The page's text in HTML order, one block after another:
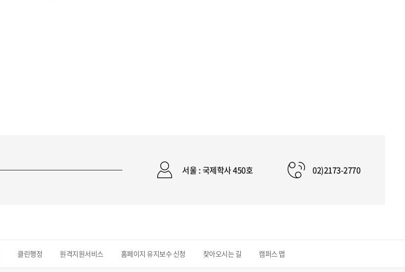
서울 : 국제학사 450호 02)2173-2770
클린행정 원격지원서비스 홈페이지 유지보수 신청 찾아오시는 길 캠퍼스 맵